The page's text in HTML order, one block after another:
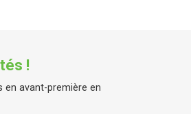
!
en avant-première en